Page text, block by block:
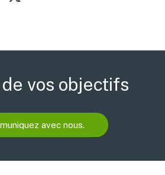
vos objectifs
avec nous.